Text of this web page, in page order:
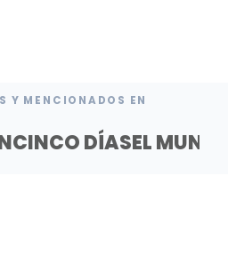
Y MENCIONADOS EN
CINCO DÍASEL